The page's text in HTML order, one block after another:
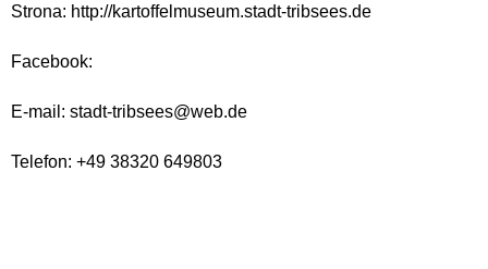
Strona: http://kartoffelmuseum.stadt-tribsees.de
Facebook:
E-mail: stadt-tribsees@web.de
Telefon: +49 38320 649803